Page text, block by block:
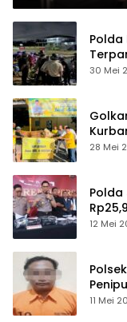
Polda
30 Mei
28 Mei
12 Mei
11 Mei